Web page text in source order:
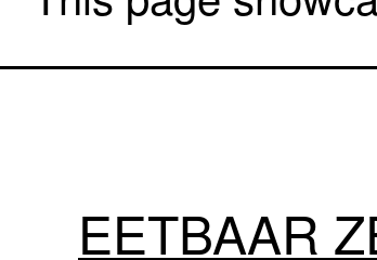
EETBAAR